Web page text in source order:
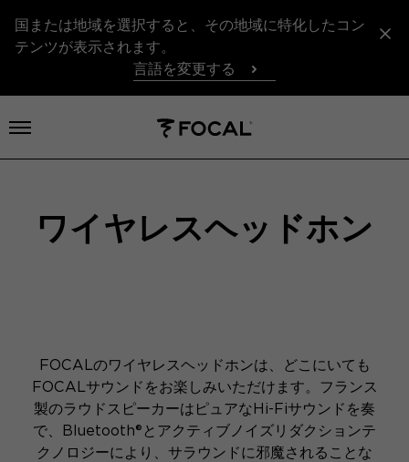
国または地域を選択すると、その地域に特化したコン
テンツが表示されます。
言語を変更する
メニューを開く
ワイヤレスヘッドホン
FOCALのワイヤレスヘッドホンは、どこにいても
FOCALサウンドをお楽しみいただけます。フランス
製のラウドスピーカーはピュアなHi-Fiサウンドを奏
で、Bluetooth®とアクティブノイズリダクションテ
クノロジーにより、サラウンドに邪魔されることな